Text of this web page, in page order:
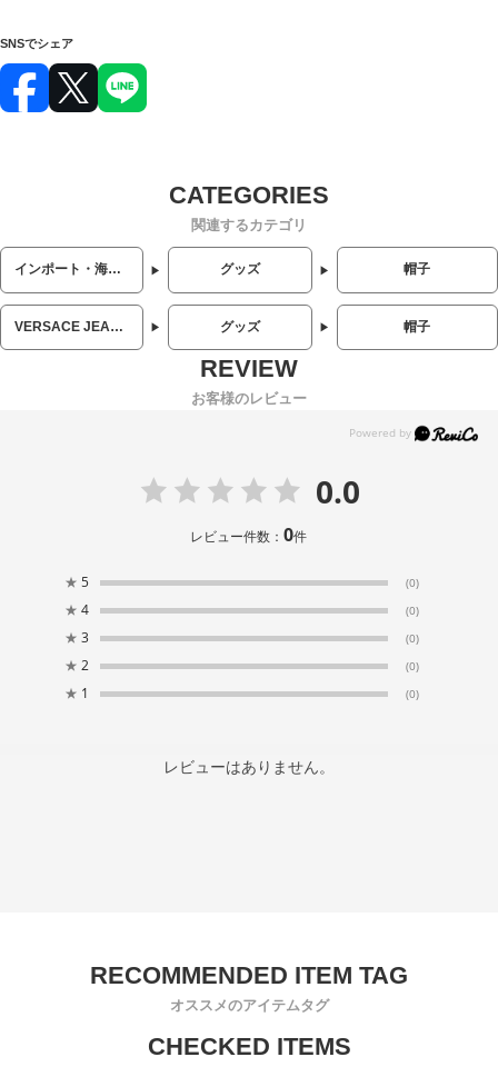
SNSでシェア
関連するカテゴリ
インポート・海外人気ブランド グッズ 帽子
VERSACE JEANS COUTURE (ヴェルサーチェ ジーンズクチュール) グッズ 帽子
お客様のレビュー
0.0
レビュー件数：0件
★ 5 (0)
★ 4 (0)
★ 3 (0)
★ 2 (0)
★ 1 (0)
レビューはありません。
オススメのアイテムタグ